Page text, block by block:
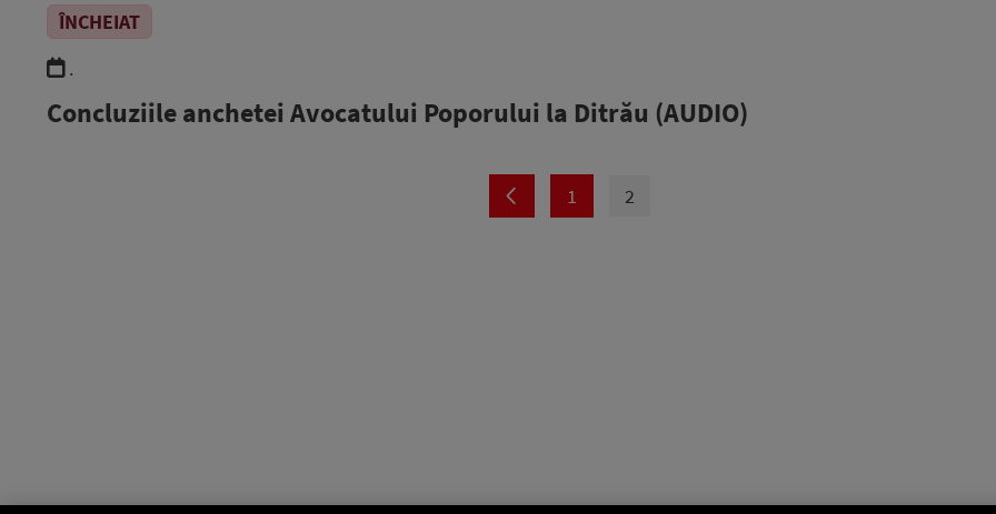
ÎNCHEIAT
.
Concluziile anchetei Avocatului Poporului la Ditrău (AUDIO)
1 2